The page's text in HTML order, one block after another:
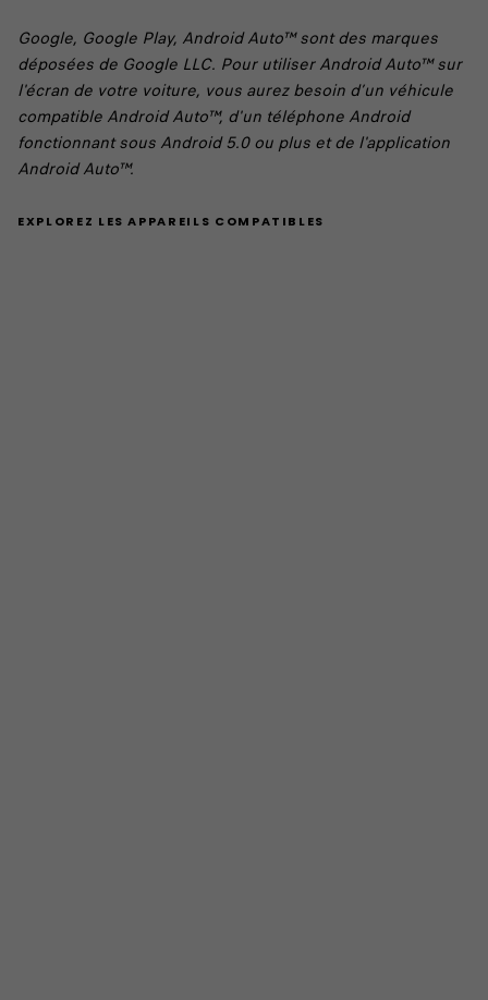
Google, Google Play, Android Auto™ sont des marques
déposées de Google LLC. Pour utiliser Android Auto™ sur
l'écran de votre voiture, vous aurez besoin d’un véhicule
compatible Android Auto™, d'un téléphone Android
fonctionnant sous Android 5.0 ou plus et de l'application
Android Auto™.​
EXPLOREZ LES APPAREILS COMPATIBLES​